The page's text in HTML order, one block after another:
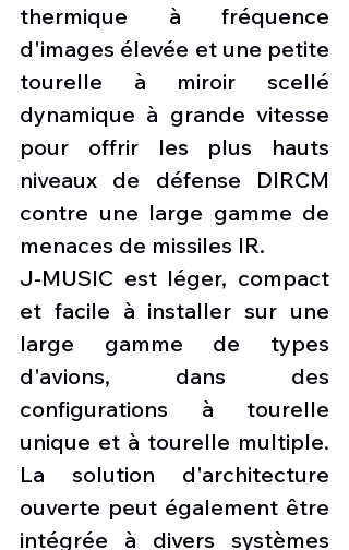
thermique à fréquence
d'images élevée et une petite
tourelle à miroir scellé
dynamique à grande vitesse
pour offrir les plus hauts
niveaux de défense DIRCM
contre une large gamme de
menaces de missiles IR.
J-MUSIC est léger, compact
et facile à installer sur une
large gamme de types
d'avions, dans des
configurations à tourelle
unique et à tourelle multiple.
La solution d'architecture
ouverte peut également être
intégrée à divers systèmes